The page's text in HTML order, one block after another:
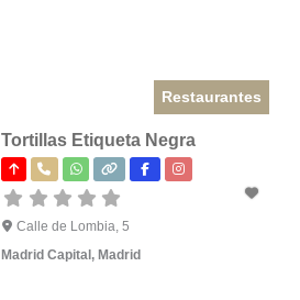
Restaurantes
Tortillas Etiqueta Negra
Calle de Lombia, 5
Madrid Capital,Madrid